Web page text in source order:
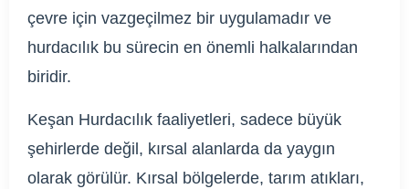
çevre için vazgeçilmez bir uygulamadır ve
hurdacılık bu sürecin en önemli halkalarından
biridir.
Keşan Hurdacılık faaliyetleri, sadece büyük
şehirlerde değil, kırsal alanlarda da yaygın
olarak görülür. Kırsal bölgelerde, tarım atıkları,